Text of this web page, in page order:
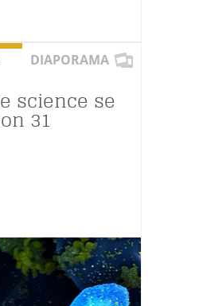
DIAPORAMA
science se
31